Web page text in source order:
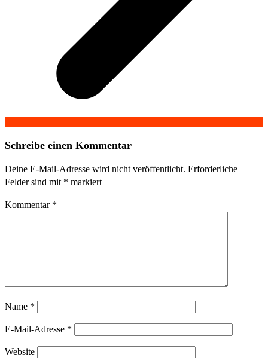
Schreibe einen Kommentar
Deine E-Mail-Adresse wird nicht veröffentlicht. Erforderliche
Felder sind mit * markiert
Kommentar *
Name *
E-Mail-Adresse *
Website